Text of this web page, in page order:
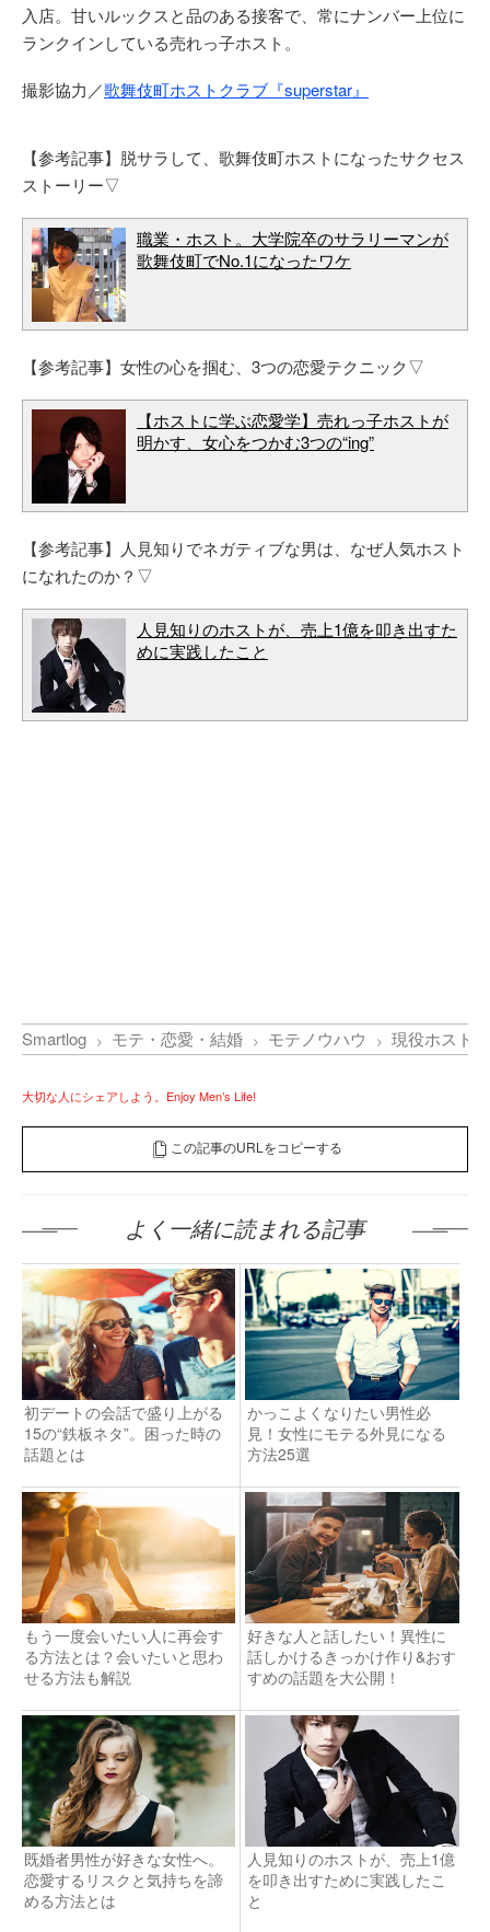
入店。甘いルックスと品のある接客で、常にナンバー上位に
ランクインしている売れっ子ホスト。
撮影協力／歌舞伎町ホストクラブ『superstar』
【参考記事】脱サラして、歌舞伎町ホストになったサクセス
ストーリー▽
職業・ホスト。大学院卒のサラリーマンが
歌舞伎町でNo.1になったワケ
【参考記事】女性の心を掴む、3つの恋愛テクニック▽
【ホストに学ぶ恋愛学】売れっ子ホストが
明かす、女心をつかむ3つの“ing”
【参考記事】人見知りでネガティブな男は、なぜ人気ホスト
になれたのか？▽
人見知りのホストが、売上1億を叩き出すた
めに実践したこと
Smartlog モテ・恋愛・結婚 モテノウハウ 現役ホスト
大切な人にシェアしよう。Enjoy Men’s Life!
この記事のURLをコピーする
よく一緒に読まれる記事
初デートの会話で盛り上がる
15の“鉄板ネタ”。困った時の
話題とは
かっこよくなりたい男性必
見！女性にモテる外見になる
方法25選
もう一度会いたい人に再会す
る方法とは？会いたいと思わ
せる方法も解説
好きな人と話したい！異性に
話しかけるきっかけ作り&おす
すめの話題を大公開！
既婚者男性が好きな女性へ。
恋愛するリスクと気持ちを諦
める方法とは
人見知りのホストが、売上1億
を叩き出すために実践したこ
と